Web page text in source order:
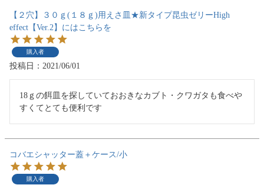
【２穴】３０ｇ(１８ｇ)用えさ皿★新タイプ昆虫ゼリーHigh
effect【Ver.2】にはこちらを
購入者
投稿日 2021/06/01
18ｇの餌皿を探していておおきなカブト・クワガタも食べや
すくてとても便利です
コバエシャッター蓋＋ケース/小
購入者